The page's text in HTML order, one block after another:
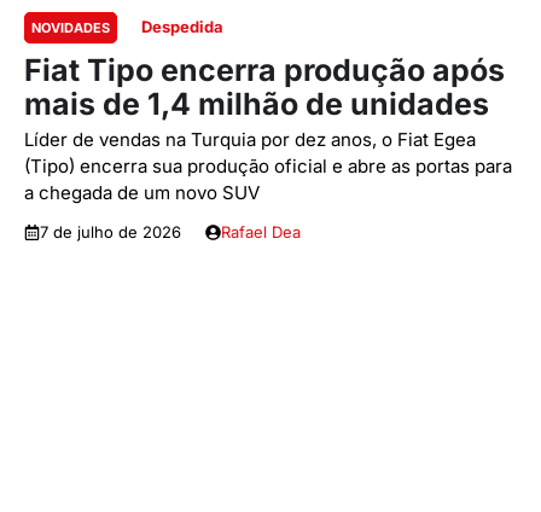
NOVIDADES Despedida
Fiat Tipo encerra produção após
mais de 1,4 milhão de unidades
Líder de vendas na Turquia por dez anos, o Fiat Egea
(Tipo) encerra sua produção oficial e abre as portas para
a chegada de um novo SUV
7 de julho de 2026 Rafael Dea